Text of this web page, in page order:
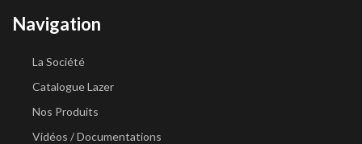
Navigation
La Société
Catalogue Lazer
Nos Produits
Vidéos / Documentations